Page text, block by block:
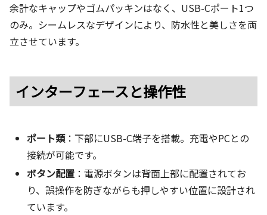
余計なキャップやゴムパッキンはなく、USB-Cポート1つ
のみ。シームレスなデザインにより、防水性と美しさを両
立させています。
インターフェースと操作性
ポート類：下部にUSB-C端子を搭載。充電やPCとの
接続が可能です。
ボタン配置 ：電源ボタンは背面上部に配置されてお
り、誤操作を防ぎながらも押しやすい位置に設計され
ています。